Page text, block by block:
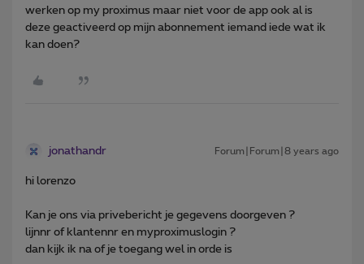
werken op my proximus maar niet voor de app ook al is
deze geactiveerd op mijn abonnement iemand iede wat ik
kan doen?
jonathandr Forum|Forum|8 years ago
hi lorenzo
Kan je ons via privebericht je gegevens doorgeven ?
lijnnr of klantennr en myproximuslogin ?
dan kijk ik na of je toegang wel in orde is